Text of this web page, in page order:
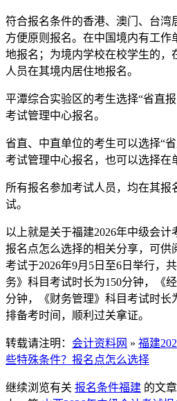
符合报名条件的香港、澳门、台湾
方便原则报名。在中国境内有工作
地报名；为境内学校在校学生的，
人员在其境内居住地报名。
平潭综合实验区的考生选择“省直
考试管理中心报名。
省直、中直单位的考生可以选择“
考试管理中心报名，也可以选择在
所有报名参加考试人员，均在其报
试。
以上就是关于福建2026年中级会计
报名点怎么选择的相关分享，可供
考试于2026年9月5日至6日举行，
务》科目考试时长为150分钟，《
分钟，《财务管理》科目考试时长
排备考时间，顺利过关拿证。
转载请注明： 会计资料网 » 福建
些特殊条件？报名点怎么选择
继续浏览有关 报名条件福建 的文章